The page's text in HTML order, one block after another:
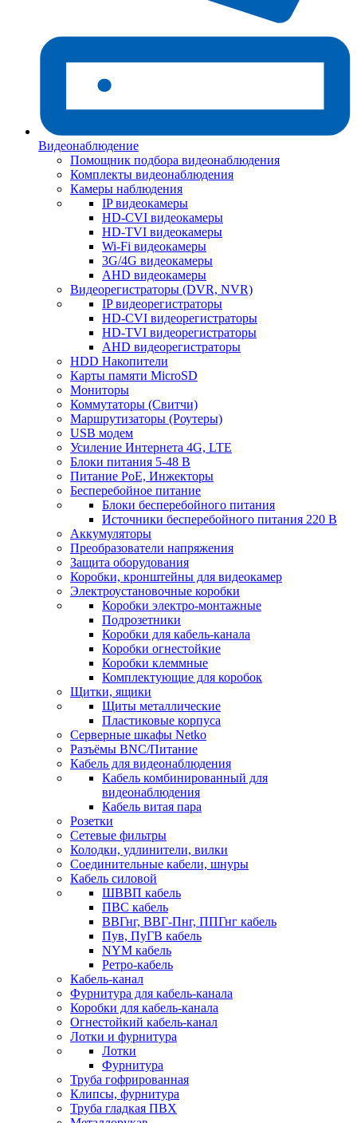
Видеонаблюдение
Помощник подбора видеонаблюдения
Комплекты видеонаблюдения
Камеры наблюдения
IP видеокамеры
HD-CVI видеокамеры
HD-TVI видеокамеры
Wi-Fi видеокамеры
3G/4G видеокамеры
AHD видеокамеры
Видеорегистраторы (DVR, NVR)
IP видеорегистраторы
HD-CVI видеорегистраторы
HD-TVI видеорегистраторы
AHD видеорегистраторы
HDD Накопители
Карты памяти MicroSD
Мониторы
Коммутаторы (Свитчи)
Маршрутизаторы (Роутеры)
USB модем
Усиление Интернета 4G, LTE
Блоки питания 5-48 В
Питание PoE, Инжекторы
Бесперебойное питание
Блоки бесперебойного питания
Источники бесперебойного питания 220 В
Аккумуляторы
Преобразователи напряжения
Защита оборудования
Коробки, кронштейны для видеокамер
Электроустановочные коробки
Коробки электро-монтажные
Подрозетники
Коробки для кабель-канала
Коробки огнестойкие
Коробки клеммные
Комплектующие для коробок
Щитки, ящики
Щиты металлические
Пластиковые корпуса
Серверные шкафы Netko
Разъёмы BNC/Питание
Кабель для видеонаблюдения
Кабель комбинированный для
видеонаблюдения
Кабель витая пара
Розетки
Сетевые фильтры
Колодки, удлинители, вилки
Соединительные кабели, шнуры
Кабель силовой
ШВВП кабель
ПВС кабель
ВВГнг, ВВГ-Пнг, ППГнг кабель
Пув, ПуГВ кабель
NYM кабель
Ретро-кабель
Кабель-канал
Фурнитура для кабель-канала
Коробки для кабель-канала
Огнестойкий кабель-канал
Лотки и фурнитура
Лотки
Фурнитура
Труба гофрированная
Клипсы, фурнитура
Труба гладкая ПВХ